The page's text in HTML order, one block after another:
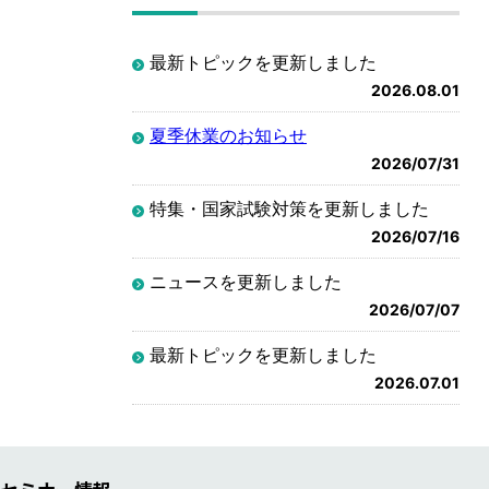
最新トピックを更新しました
2026.08.01
夏季休業のお知らせ
2026/07/31
特集・国家試験対策を更新しました
2026/07/16
ニュースを更新しました
2026/07/07
最新トピックを更新しました
2026.07.01